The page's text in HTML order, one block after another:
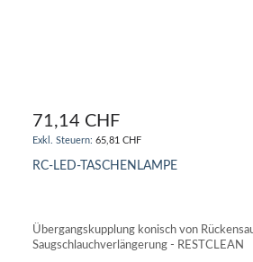
71,14 CHF
65,81 CHF
RC-LED-TASCHENLAMPE
Übergangskupplung konisch von
Saugschlauchverlängerung - RESTCLEAN